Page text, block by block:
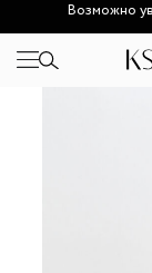
Возможно